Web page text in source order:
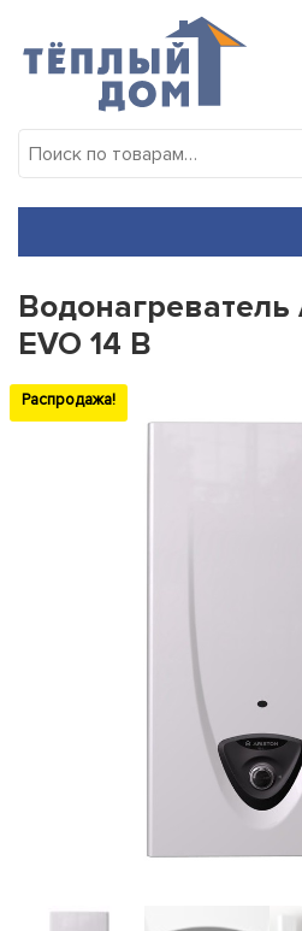
content
Водонагреватель
EVO 14 B
Распродажа!